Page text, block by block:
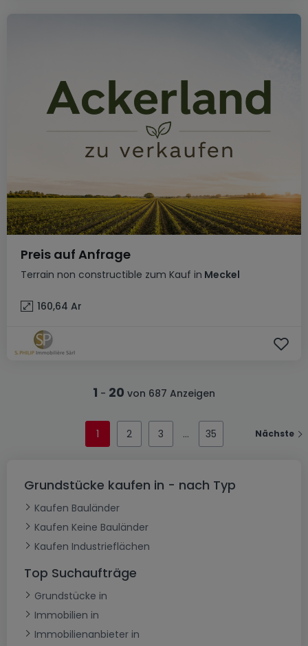
Terrain non constructible zum Kauf in Meckel
Preis auf Anfrage
160,64 Ar
1 - 20 von 687 Anzeigen
1 2 3 35 Nächste
Grundstücke kaufen in - nach Typ
Kaufen Bauländer
Kaufen Keine Bauländer
Kaufen Industrieflächen
Top Suchaufträge
Grundstücke in
Immobilien in
Immobilienanbieter in